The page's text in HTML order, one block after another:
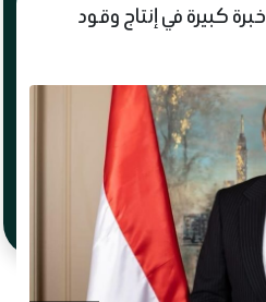
كبيرة في إنتاج وقود